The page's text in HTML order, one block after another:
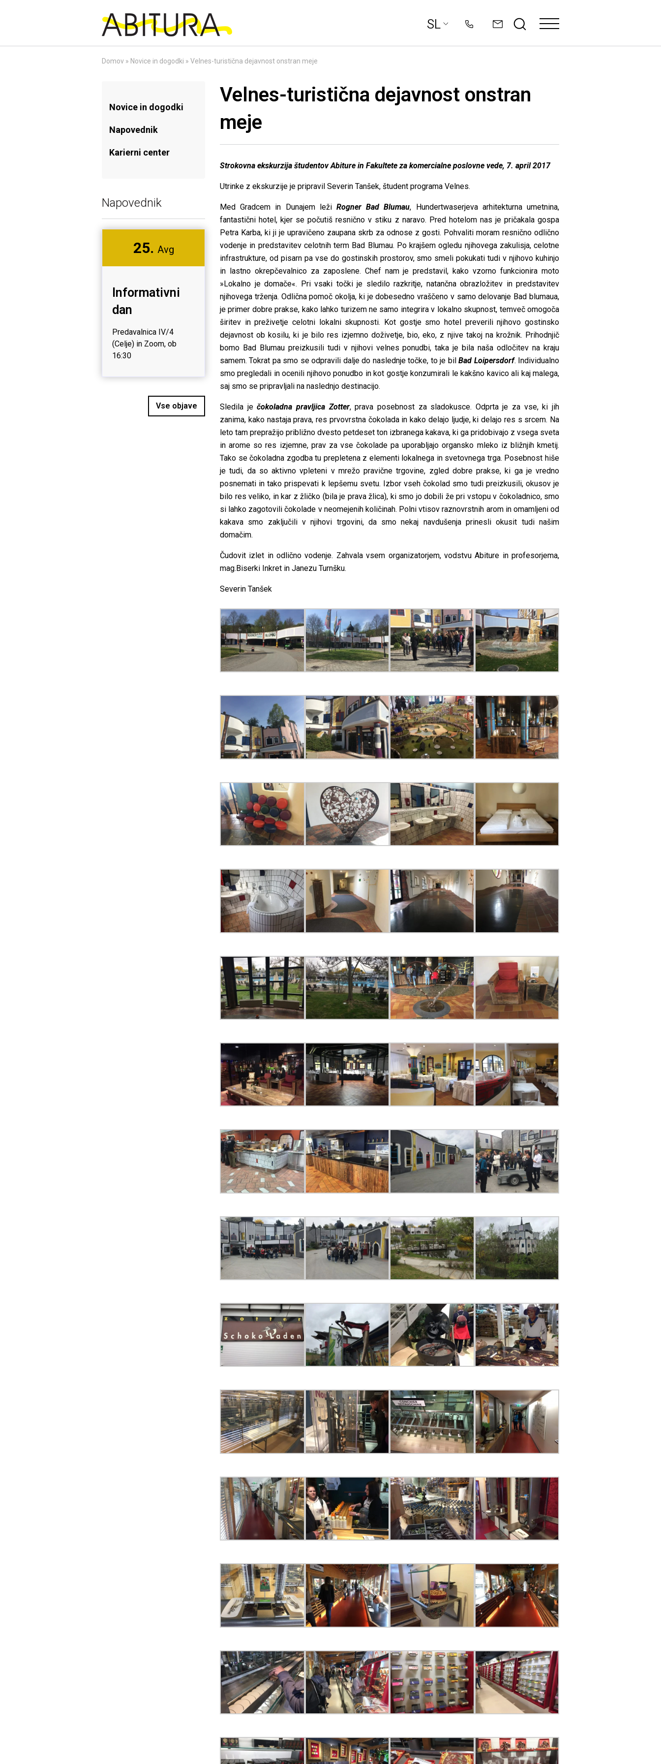
SL
Domov » Novice in dogodki » Velnes-turistična dejavnost onstran meje
Novice in dogodki
Napovednik
Karierni center
Napovednik
25. Avg
Informativni
dan
Predavalnica IV/4
(Celje) in Zoom, ob
16:30
Vse objave
Velnes-turistična dejavnost onstran
meje
Strokovna ekskurzija študentov Abiture in Fakultete za komercialne poslovne vede, 7. april 2017
Utrinke z ekskurzije je pripravil Severin Tanšek, študent programa Velnes.
Med Gradcem in Dunajem leži Rogner Bad Blumau, Hundertwaserjeva arhitekturna umetnina,
fantastični hotel, kjer se počutiš resnično v stiku z naravo. Pred hotelom nas je pričakala gospa
Petra Karba, ki ji je upravičeno zaupana skrb za odnose z gosti. Pohvaliti moram resnično odlično
vodenje in predstavitev celotnih term Bad Blumau. Po krajšem ogledu njihovega zakulisja, celotne
infrastrukture, od pisarn pa vse do gostinskih prostorov, smo smeli pokukati tudi v njihovo kuhinjo
in lastno okrepčevalnico za zaposlene. Chef nam je predstavil, kako vzorno funkcionira moto
»Lokalno je domače«. Pri vsaki točki je sledilo razkritje, natančna obrazložitev in predstavitev
njihovega trženja. Odlična pomoč okolja, ki je dobesedno vraščeno v samo delovanje Bad blumaua,
je primer dobre prakse, kako lahko turizem ne samo integrira v lokalno skupnost, temveč omogoča
širitev in preživetje celotni lokalni skupnosti. Kot gostje smo hotel preverili njihovo gostinsko
dejavnost ob kosilu, ki je bilo res izjemno doživetje, bio, eko, z njive takoj na krožnik. Prihodnjič
bomo Bad Blumau preizkusili tudi v njihovi velnes ponudbi, taka je bila naša odločitev na kraju
samem. Tokrat pa smo se odpravili dalje do naslednje točke, to je bilBad Loipersdorf. Individualno
smo pregledali in ocenili njihovo ponudbo in kot gostje konzumirali le kakšno kavico ali kaj malega,
saj smo se pripravljali na naslednjo destinacijo.
Sledila ječokoladna pravljica Zotter, prava posebnost za sladokusce. Odprta je za vse, ki jih
zanima, kako nastaja prava, res prvovrstna čokolada in kako delajo ljudje, ki delajo res s srcem. Na
leto tam prepražijo približno dvesto petdeset ton izbranega kakava, ki ga pridobivajo z vsega sveta
in arome so res izjemne, prav za vse čokolade pa uporabljajo organsko mleko iz bližnjih kmetij.
Tako se čokoladna zgodba tu prepletena z elementi lokalnega in svetovnega trga. Posebnost hiše
je tudi, da so aktivno vpleteni v mrežo pravične trgovine, zgled dobre prakse, ki ga je vredno
posnemati in tako prispevati k lepšemu svetu. Izbor vseh čokolad smo tudi preizkusili, okusov je
bilo res veliko, in kar z žličko (bila je prava žlica), ki smo jo dobili že pri vstopu v čokoladnico, smo
si lahko zagotovili čokolade v neomejenih količinah. Polni vtisov raznovrstnih arom in omamljeni od
kakava smo zaključili v njihovi trgovini, da smo nekaj navdušenja prinesli okusit tudi našim
domačim.
Čudovit izlet in odlično vodenje. Zahvala vsem organizatorjem, vodstvu Abiture in profesorjema,
mag.Biserki Inkret in Janezu Turnšku.
Severin Tanšek